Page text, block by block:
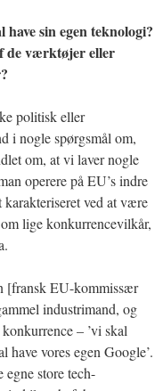
sin egen teknologi?
de værktøjer eller
politisk eller
i nogle spørgsmål om,
om, at vi laver nogle
operere på EU’s indre
ved at være
lige konkurrencevilkår,
[fransk EU-kommissær
industrimand, og
– ’vi skal
have vores egen Google’.
store tech-